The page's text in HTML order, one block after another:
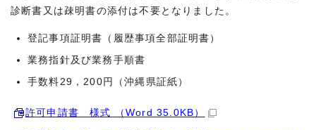
診断書又は疎明書の添付は不要となりました。
登記事項証明書（履歴事項全部証明書）
業務指針及び業務手順書
手数料29，200円（沖縄県証紙）
許可申請書 様式 （Word 35.0KB）